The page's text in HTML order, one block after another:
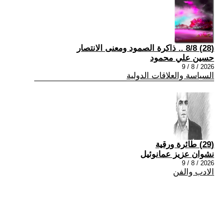
(28) 8/8 .. ذاكرة الصمود ومعنى الانتصار
حسين علي محمود
2026 / 8 / 9
السياسة والعلاقات الدولية
(29) طائرة ورقية
نشوان عزيز عمانوئيل
2026 / 8 / 9
الادب والفن